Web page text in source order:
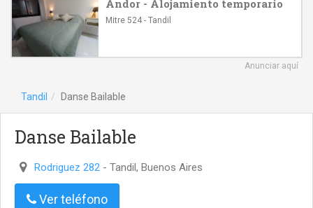
Andor - Alojamiento temporario
Mitre 524 - Tandil
Anunciar aquí
Tandil Danse Bailable
Danse Bailable
Rodriguez 282 - Tandil, Buenos Aires
Ver teléfono